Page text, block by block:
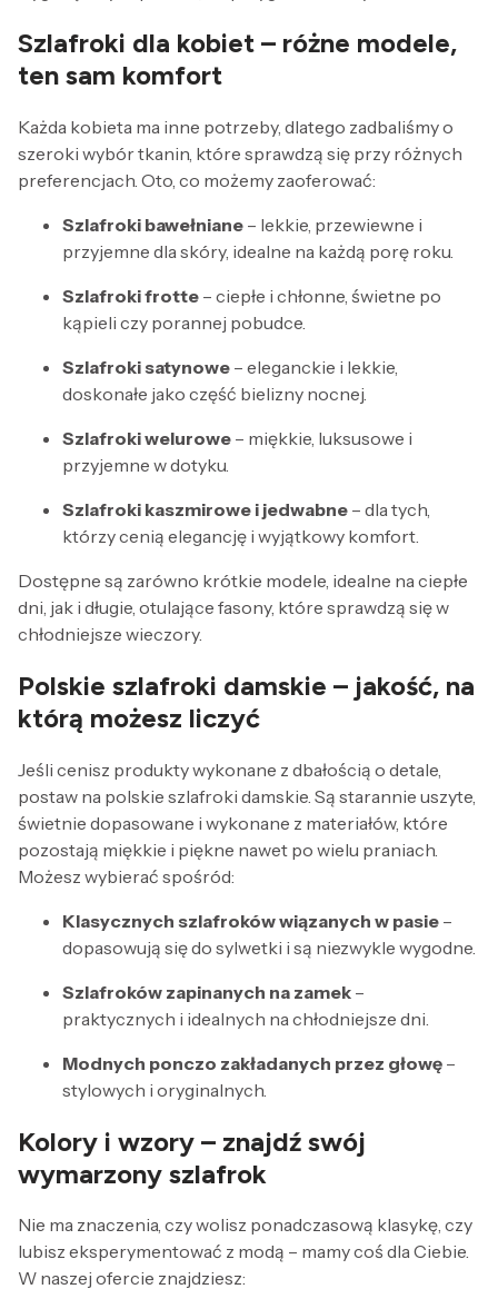
Szlafroki dla kobiet – różne modele,
ten sam komfort
Każda kobieta ma inne potrzeby, dlatego zadbaliśmy o
szeroki wybór tkanin, które sprawdzą się przy różnych
preferencjach. Oto, co możemy zaoferować:
Szlafroki bawełniane – lekkie, przewiewne i
przyjemne dla skóry, idealne na każdą porę roku.
Szlafroki frotte – ciepłe i chłonne, świetne po
kąpieli czy porannej pobudce.
Szlafroki satynowe – eleganckie i lekkie,
doskonałe jako część bielizny nocnej.
Szlafroki welurowe – miękkie, luksusowe i
przyjemne w dotyku.
Szlafroki kaszmirowe i jedwabne – dla tych,
którzy cenią elegancję i wyjątkowy komfort.
Dostępne są zarówno krótkie modele, idealne na ciepłe
dni, jak i długie, otulające fasony, które sprawdzą się w
chłodniejsze wieczory.
Polskie szlafroki damskie – jakość, na
którą możesz liczyć
Jeśli cenisz produkty wykonane z dbałością o detale,
postaw na polskie szlafroki damskie. Są starannie uszyte,
świetnie dopasowane i wykonane z materiałów, które
pozostają miękkie i piękne nawet po wielu praniach.
Możesz wybierać spośród:
Klasycznych szlafroków wiązanych w pasie –
dopasowują się do sylwetki i są niezwykle wygodne.
Szlafroków zapinanych na zamek –
praktycznych i idealnych na chłodniejsze dni.
Modnych ponczo zakładanych przez głowę –
stylowych i oryginalnych.
Kolory i wzory – znajdź swój
wymarzony szlafrok
Nie ma znaczenia, czy wolisz ponadczasową klasykę, czy
lubisz eksperymentować z modą – mamy coś dla Ciebie.
W naszej ofercie znajdziesz: